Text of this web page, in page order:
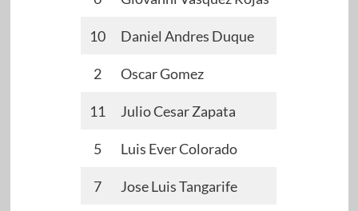
10 Daniel Andres Duque
2 Oscar Gomez
11 Julio Cesar Zapata
5 Luis Ever Colorado
7 Jose Luis Tangarife